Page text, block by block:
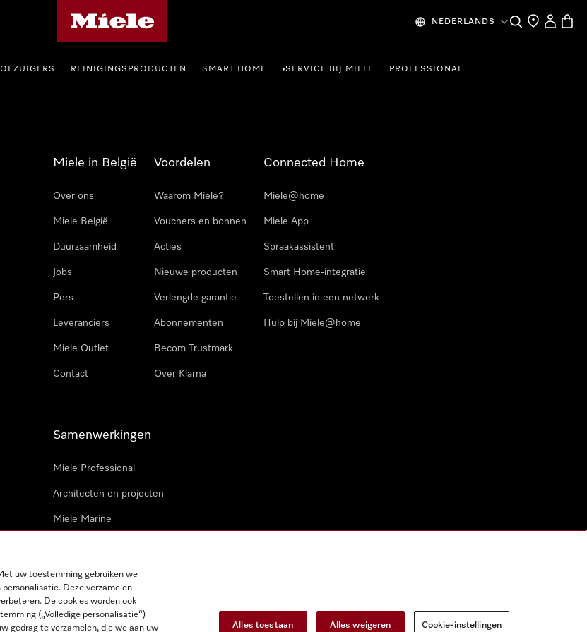
NEDERLANDS Wat zoek je?
Dealer zoeken
Mijn
REINIGINGSPRODUCTEN SMART HOME •SERVICE BIJ MIELE PROFESSIONAL
Miele in België
Over ons
Miele België
Duurzaamheid
Jobs
Pers
Leveranciers
Miele Outlet
Contact
Voordelen
Waarom Miele?
Vouchers en bonnen
Acties
Nieuwe producten
Verlengde garantie
Abonnementen
Becom Trustmark
Over Klarna
Connected Home
Miele@home
Miele App
Spraakassistent
Smart Home-integratie
Toestellen in een netwerk
Hulp bij Miele@home
Samenwerkingen
Miele Professional
Architecten en projecten
Miele Marine
uw toestemming gebruiken we
Deze verzamelen
De cookies worden ook
(„Volledige personalisatie“)
gedrag te verzamelen, die we aan uw
Alles toestaan Alles weigeren Cookie-instellingen